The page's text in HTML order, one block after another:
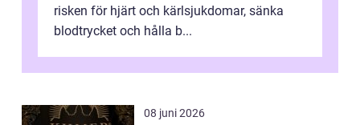
risken för hjärt och kärlsjukdomar, sänka
blodtrycket och hålla b...
08 juni 2026